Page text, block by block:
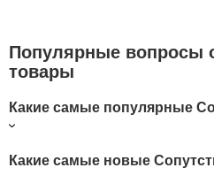
Популярные вопросы
товары
Какие самые популярные
Какие самые новые